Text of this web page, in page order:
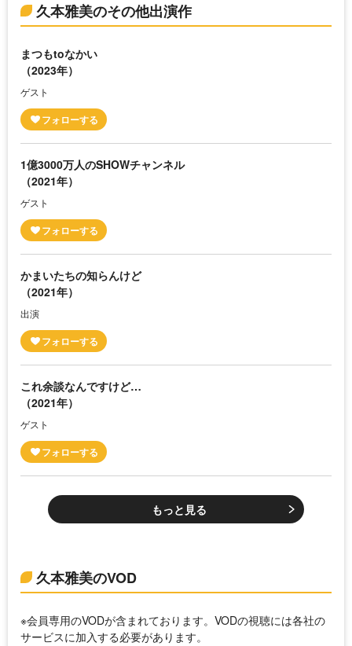
久本雅美のその他出演作
まつもtoなかい
（2023年）
ゲスト
1億3000万人のSHOWチャンネル
（2021年）
ゲスト
かまいたちの知らんけど
（2021年）
出演
これ余談なんですけど…
（2021年）
ゲスト
もっと見る
久本雅美のVOD
※会員専用のVODが含まれております。VODの視聴には各社の
サービスに加入する必要があります。